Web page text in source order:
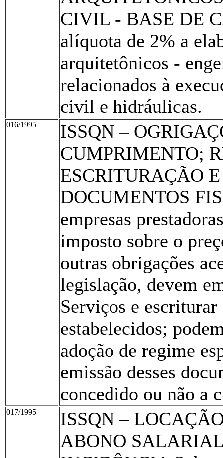
CIVIL - BASE DE
alíquota de 2% a
arquitetônicos -
relacionados à
civil e hidráulicas.
016/1995
ISSQN –
CUMPRIMENTO;
ESCRITURAÇÃO
DOCUMENTOS
empresas
imposto sobre o
outras obrigações
legislação, devem
Serviços e
estabelecidos;
adoção de regime
emissão desses
concedido ou não a
017/1995
ISSQN –
ABONO